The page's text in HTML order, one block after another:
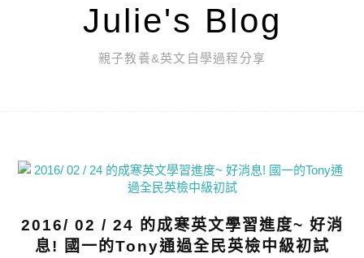
Julie's Blog
親子教養&英文自學過程分享
2016/ 02 / 24 的成寒英文學習進度~ 好消
息! 國一的Tony通過全民英檢中級初試